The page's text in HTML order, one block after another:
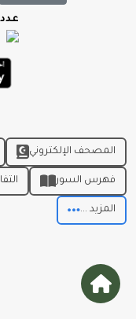
المصحف الإلكتروني
فهرس السور
المزيد ...